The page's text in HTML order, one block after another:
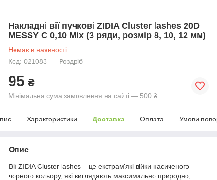
Накладні вії пучкові ZIDIA Cluster lashes 20D
MESSY C 0,10 Mix (3 ряди, розмір 8, 10, 12 мм)
Немає в наявності
Код: 021083
Роздріб
95 ₴
Мінімальна сума замовлення на сайті — 500 ₴
Характеристики Доставка Оплата Умови
Опис
Вії ZIDIA Cluster lashes – це екстрам’які війки насиченого
чорного кольору, які виглядають максимально природно,